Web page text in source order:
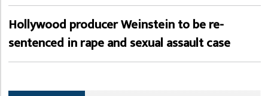
Hollywood producer Weinstein to be re-
sentenced in rape and sexual assault case